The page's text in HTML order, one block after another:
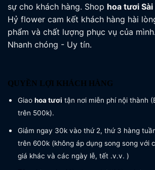
sự cho khách hàng. Shop hoa tươi Sài
Hỷ flower cam kết khách hàng hài
phẩm và chất lượng phục vụ của
Nhanh chóng - Uy tín.
QUYỀN LỢI KHÁCH HÀNG
Giao hoa tươi tận nơi miễn phí nội thành
trên 500k).
Giảm ngay 30k vào thứ 2, thứ 3 hàng
trên 600k (không áp dụng song song với
giá khác và các ngày lễ, tết .v.v. )